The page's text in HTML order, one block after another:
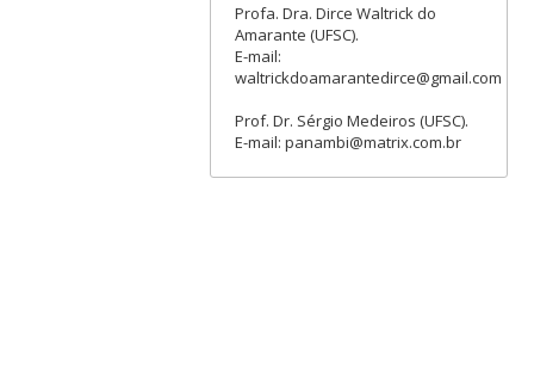
Profa. Dra. Dirce Waltrick do
Amarante (UFSC).
E-mail:
waltrickdoamarantedirce@gmail.com
Prof. Dr. Sérgio Medeiros (UFSC).
E-mail: panambi@matrix.com.br